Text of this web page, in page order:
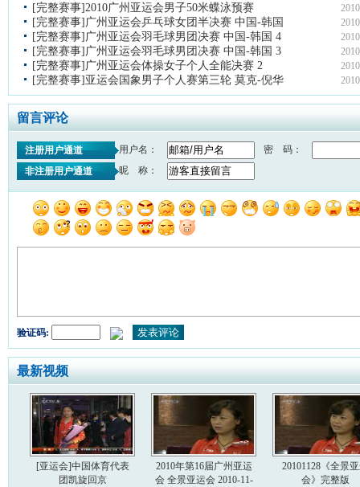
[完整赛事]2010广州亚运会男子50米蝶泳预赛
[完整赛事]广州亚运会乒乓球女团半决赛 中国-韩国
[完整赛事]广州亚运会羽毛球男团决赛 中国-韩国 4
[完整赛事]广州亚运会羽毛球男团决赛 中国-韩国 3
[完整赛事]广州亚运会体操女子个人全能决赛 2
[完整赛事]亚运会国象男子个人赛第三轮 莫克-倪华
留言评论
注册用户通道 用户名：
密 码：
非注册用户通道
昵 称：
验证码:
最新视频
[亚运会]中国体育代表
团凯旋回京
2010年第16届广州亚运
会 全景亚运会 2010-11-
20101128《全景
会》完整版